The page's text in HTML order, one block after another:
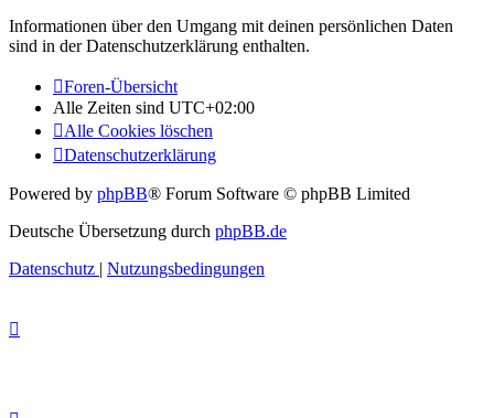
Informationen über den Umgang mit deinen persönlichen Daten
sind in der Datenschutzerklärung enthalten.
Foren-Übersicht
Alle Zeiten sind UTC+02:00
Alle Cookies löschen
Datenschutzerklärung
Powered by phpBB® Forum Software © phpBB Limited
Deutsche Übersetzung durch phpBB.de
Datenschutz | Nutzungsbedingungen